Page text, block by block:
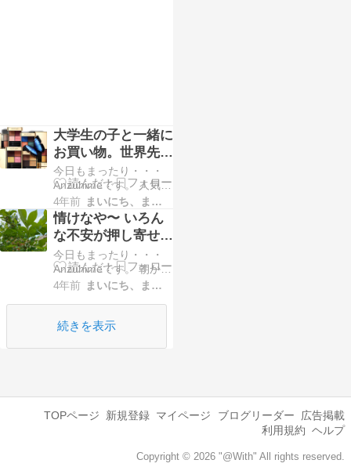
大学生の子と一緒に
お買い物。世界先行
発売のアイテムと出
会えました！
今日もまったり・・・
Anzuhimeです。 人気ブ
ログランキングに 参加
中です。 ポチッとして
くださると順位が上が
り励みになります。 ↓ ↓
↓ ↓ ↓ ↓ 人気ブログラン
キングへ にほんブログ
村 先日、2号がお友達の
た。今の学生は本当
4年前 まいにち、まいにち。。。
情けなや〜 いろん
な不安が押し寄せ
る。天気のせいだろ
うか…
今日もまったり・・・
Anzuhimeです。 朝から
昼にかけて嵐のようで
に寄せたのに午後見た
味がなかったのにリモ
ートが続いた頃毎日水
あげて…としていたか
4年前 まいにち、まいにち。。。
続きを表示
TOPページ 新規登録 マイページ ブログリーダー
広告掲載
利用規約 ヘルプ
Copyright © 2026 "@With" All rights reserved.